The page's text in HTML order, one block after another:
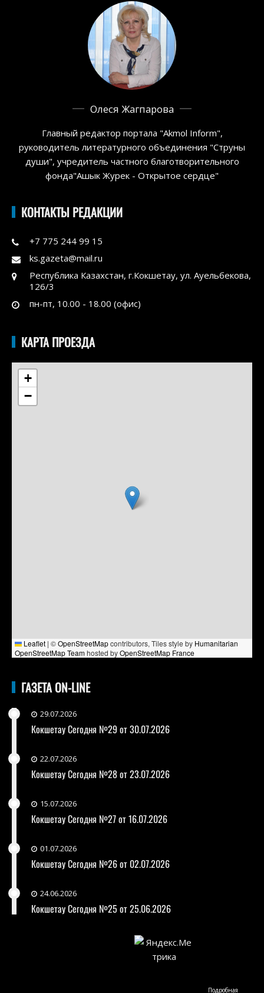
Олеся Жагпарова
Главный редактор портала "Akmol Inform",
руководитель литературного объединения "Струны
души", учредитель частного благотворительного
фонда"Ашык Журек - Открытое сердце"
КОНТАКТЫ РЕДАКЦИИ
+7 775 244 99 15
ks.gazeta@mail.ru
Республика Казахстан, г.Кокшетау, ул. Ауельбекова,
126/3
пн-пт, 10.00 - 18.00 (офис)
КАРТА ПРОЕЗДА
+
−
Leaflet | ©OpenStreetMapcontributors, Tiles style by Humanitarian
OpenStreetMap Teamhosted byOpenStreetMap France
ГАЗЕТА ON-LINE
29.07.2026
Кокшетау Сегодня №29 от 30.07.2026
22.07.2026
Кокшетау Сегодня №28 от 23.07.2026
15.07.2026
Кокшетау Сегодня №27 от 16.07.2026
01.07.2026
Кокшетау Сегодня №26 от 02.07.2026
24.06.2026
Кокшетау Сегодня №25 от 25.06.2026
Подробная